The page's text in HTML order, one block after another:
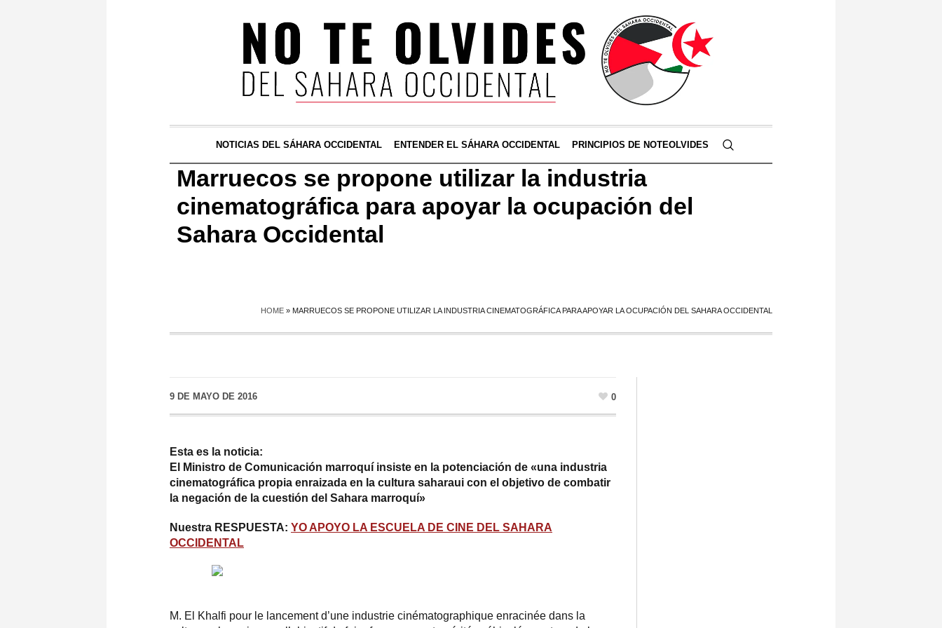
NOTICIAS DEL SÁHARA OCCIDENTAL ENTENDER EL SÁHARA OCCIDENTAL PRINCIPIOS DE NOTEOLVIDES
Marruecos se propone utilizar la industria
cinematográfica para apoyar la ocupación del
Sahara Occidental
HOME » MARRUECOS SE PROPONE UTILIZAR LA INDUSTRIA CINEMATOGRÁFICA PARA APOYAR LA OCUPACIÓN DEL SAHARA OCCIDENTAL
9 DE MAYO DE 2016 0
Esta es la noticia:
El Ministro de Comunicación marroquí insiste en la potenciación de «una industria
cinematográfica propia enraizada en la cultura saharaui con el objetivo de combatir
la negación de la cuestión del Sahara marroquí»
Nuestra RESPUESTA: YO APOYO LA ESCUELA DE CINE DEL SAHARA
OCCIDENTAL
M. El Khalfi pour le lancement d’une industrie cinématographique enracinée dans la